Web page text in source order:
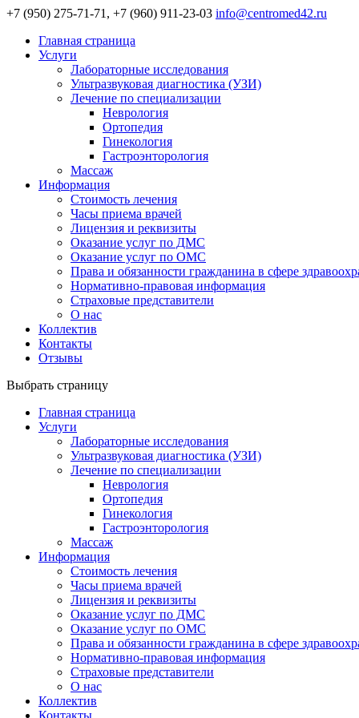
+7 (950) 275-71-71, +7 (960) 911-23-03 info@centromed42.ru
Главная страница
Услуги
Лабораторные исследования
Ультразвуковая диагностика (УЗИ)
Лечение по специализации
Неврология
Ортопедия
Гинекология
Гастроэнторология
Массаж
Информация
Стоимость лечения
Часы приема врачей
Лицензия и реквизиты
Оказание услуг по ДМС
Оказание услуг по ОМС
Права и обязанности гражданина в сфере
Нормативно-правовая информация
Страховые представители
О нас
Коллектив
Контакты
Отзывы
Выбрать страницу
Главная страница
Услуги
Лабораторные исследования
Ультразвуковая диагностика (УЗИ)
Лечение по специализации
Неврология
Ортопедия
Гинекология
Гастроэнторология
Массаж
Информация
Стоимость лечения
Часы приема врачей
Лицензия и реквизиты
Оказание услуг по ДМС
Оказание услуг по ОМС
Права и обязанности гражданина в сфере
Нормативно-правовая информация
Страховые представители
О нас
Коллектив
Контакты